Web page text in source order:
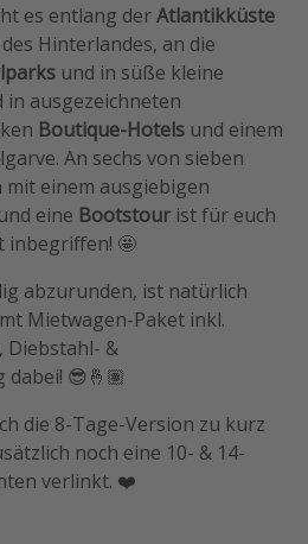
es entlang derAtlantikküste
Hinterlandes, an die
und in süße kleine
ausgezeichneten
Boutique-Hotels und einem
An sechs von sieben
einem ausgiebigen
eine Bootstour ist für euch
inbegriffen! 🤩
abzurunden, ist natürlich
Mietwagen-Paket inkl.
Diebstahl- &
😎🤞🏽
die 8-Tage-Version zu kurz
noch eine 10- & 14-
verlinkt. ❤️